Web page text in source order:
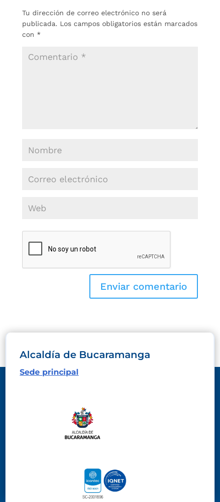
Tu dirección de correo electrónico no será
publicada. Los campos obligatorios están marcados
con *
Alcaldía de Bucaramanga
Sede principal